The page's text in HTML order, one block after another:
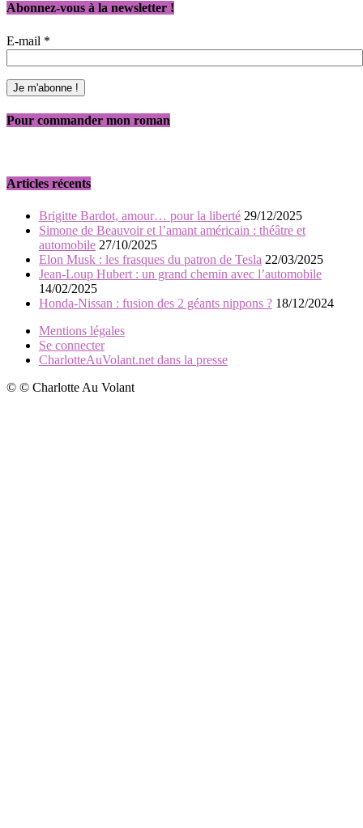
Abonnez-vous à la newsletter !
E-mail *
Pour commander mon roman
Articles récents
Brigitte Bardot, amour… pour la liberté 29/12/2025
Simone de Beauvoir et l’amant américain : théâtre et
automobile 27/10/2025
Elon Musk : les frasques du patron de Tesla 22/03/2025
Jean-Loup Hubert : un grand chemin avec l’automobile
14/02/2025
Honda-Nissan : fusion des 2 géants nippons ? 18/12/2024
Mentions légales
Se connecter
CharlotteAuVolant.net dans la presse
© © Charlotte Au Volant